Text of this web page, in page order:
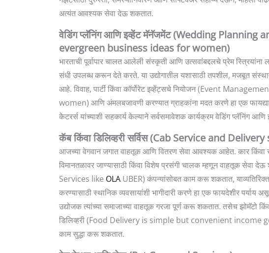
अत्यंत आवश्यक सेवा देऊ शकतात.
वेडिंग प्लॅनिंग आणि इव्हेंट मॅनॅजमेंट (Wedding
evergreen business ideas for women)
भारताची पूर्वापार चालत आलेली संस्कृती आणि उत्सवांबद्दलचे प्रेम स्त्रियांना
संधी उपलब्ध करून देते करते. या उद्योगातील यशासाठी तपशील, मजबूत
आहे. विवाह, पार्टी किंवा कॉर्पोरेट इव्हेंट्सचे नियोजन (Event
women) आणि अंमलबजावणी करण्यात ग्राहकांना मदत करणे हा एक
केटरर्स यांच्याशी सहकार्य केल्याने सर्वसमावेशक कार्यक्रम वेडिंग प्लॅनिंग
कॅब किंवा डिलिव्हरी सर्विस (Cab Service and
आजच्या वेगवान जगात वाहतूक आणि वितरण सेवा आवश्यक आहेत. कार किंवा
विमानतळावर जाण्यासाठी किंवा विशेष प्रसंगी चालक म्हणून वाहतूक सेवा
Services like OLA UBER) कंपन्यांसोबत काम करू शकतात, याव्यतिरिक्त
करण्यासाठी स्थानिक व्यवसायांशी भागीदारी करणे हा एक फायदेशीर पर्याय
उद्योजक त्यांच्या समाजाच्या वाहतूक गरजा पूर्ण करू शकतात. तसेच झोमॅटो
डिलिव्हरी (Food Delivery is simple but convenient
काम सुद्धा करू शकतात.